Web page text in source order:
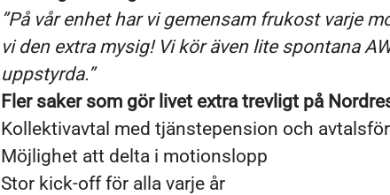
”På vår enhet har vi gemensam frukost varje
vi den extra mysig! Vi kör även lite spontana
uppstyrda.”
Fler saker som gör livet extra trevligt på
Kollektivavtal med tjänstepension och
Möjlighet att delta i motionslopp
Stor kick-off för alla varje år